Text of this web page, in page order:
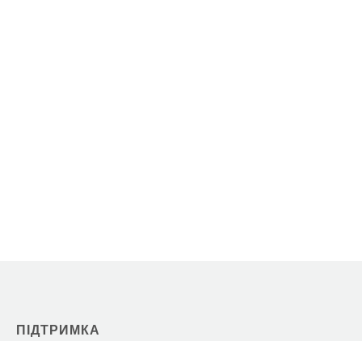
ПІДТРИМКА